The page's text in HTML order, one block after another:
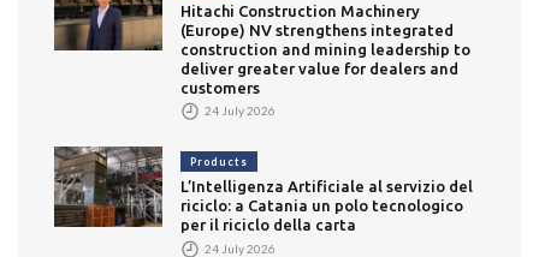
Hitachi Construction Machinery
(Europe) NV strengthens integrated
construction and mining leadership to
deliver greater value for dealers and
customers
24 July 2026
Products
L’Intelligenza Artificiale al servizio del
riciclo: a Catania un polo tecnologico
per il riciclo della carta
24 July 2026